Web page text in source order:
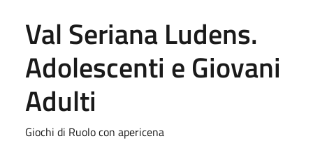
Val Seriana Ludens.
Adolescenti e Giovani
Adulti
Giochi di Ruolo con apericena